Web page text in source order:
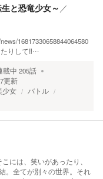
と恐竜少女～ ／
16817330658844064580
りして‼…
載中 205話
更新
少女
バトル
には、笑いがあったり、
。全てが別々の世界。それ